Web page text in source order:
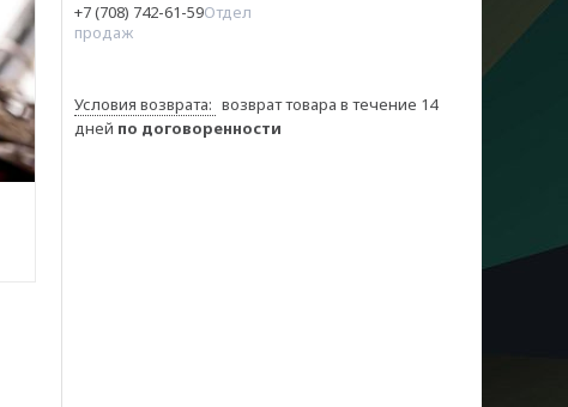
+7 (708) 742-61-59Отдел
продаж
возврат товара в течение 14
дней по договоренности